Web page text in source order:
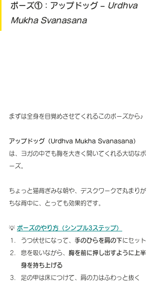
ポーズ①：アップドッグ – Urdhva
Mukha Svanasana
まずは全身を目覚めさせてくれるこのポーズから♪
アップドッグ（Urdhva Mukha Svanasana）
は、ヨガの中でも胸を大きく開いてくれる大切なポ
ーズ。
ちょっと猫背ぎみな朝や、デスクワークで丸まりが
ちな背中に、とっても効果的です。
💡 ポーズのやり方（シンプル3ステップ）
うつ伏せになって、 手のひらを肩の下にセット
息を吸いながら、 胸を前に押し出すように上半
身を持ち上げる
足の甲は床につけて、肩の力はふわっと抜く